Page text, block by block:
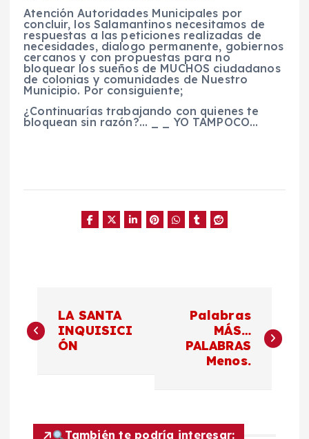
Atención Autoridades Municipales por
concluir, los Salamantinos necesitamos de
respuestas a las peticiones realizadas de
necesidades, dialogo permanente, gobiernos
cercanos y con propuestas para no
bloquear los sueños de MUCHOS ciudadanos
de colonias y comunidades de Nuestro
Municipio. Por consiguiente;
¿Continuarías trabajando con quienes te
bloquean sin razón?… _ _ YO TAMPOCO…
a
LA SANTA
INQUISICI
ÓN
Palabras
MÁS…
PALABRAS
Menos.
También te podría interesar: